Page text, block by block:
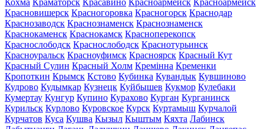
Кохма Краматорск Красавино Красноармейск Красноармейск
Красновишерск Красногоровка Красногорск Краснодар
Краснозаводск Краснознаменск Краснознаменск
Краснокаменск Краснокамск Красноперекопск
Краснослободск Краснослободск Краснотурьинск
Красноуральск Красноуфимск Красноярск Красный Кут
Красный Сулин Красный Холм Кремінна Кременки
Кропоткин Крымск Кстово Кубинка Кувандык Кувшиново
Кудрово Кудымкар Кузнецк Куйбышев Кукмор Кулебаки
Кумертау Кунгур Купино Курахово Курган Курганинск
Курильск Курлово Куровское Курск Куртамыш Курчалой
Курчатов Куса Кушва Кызыл Кыштым Кяхта Лабинск